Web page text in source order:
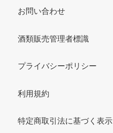
お問い合わせ
酒類販売管理者標識
プライバシーポリシー
利用規約
特定商取引法に基づく表示